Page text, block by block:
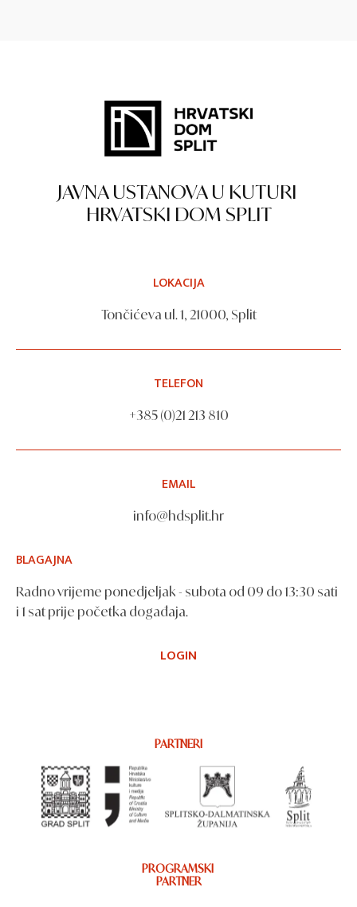
JAVNA USTANOVA U KUTURI
HRVATSKI DOM SPLIT
LOKACIJA
Tončićeva ul. 1, 21000, Split
TELEFON
+385 (0)21 213 810
EMAIL
info@hdsplit.hr
BLAGAJNA
Radno vrijeme ponedjeljak - subota od 09 do 13:30 sati
i 1 sat prije početka događaja.
LOGIN
PARTNERI
PROGRAMSKI
PARTNER